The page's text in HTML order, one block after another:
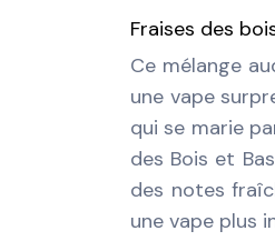
Fraises des
Ce mélange
une vape
qui se marie
des Bois et
des notes
une vape plus